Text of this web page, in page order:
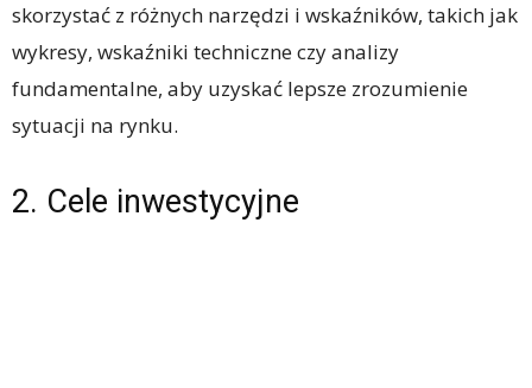
skorzystać z różnych narzędzi i wskaźników, takich jak
wykresy, wskaźniki techniczne czy analizy
fundamentalne, aby uzyskać lepsze zrozumienie
sytuacji na rynku.
2. Cele inwestycyjne